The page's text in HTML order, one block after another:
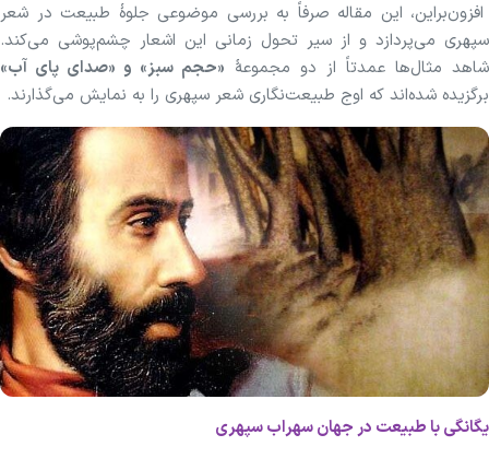
افزون‌براین، این مقاله صرفاً به بررسی موضوعی جلوهٔ طبیعت در شعر
سپهری می‌پردازد و از سیر تحول زمانی این اشعار چشم‌پوشی می‌کند.
شاهد مثال‌ها عمدتاً از دو مجموعهٔ «حجم سبز» و «صدای پای آب»
برگزیده شده‌اند که اوج طبیعت‌نگاری شعر سپهری را به نمایش می‌گذارند.
یگانگی با طبیعت در جهان سهراب سپهری